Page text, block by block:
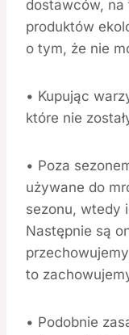
dostawców, na
produktów
o tym, że nie
• Kupując
które nie
• Poza
używane do
sezonu, wtedy
Następnie są
to
• Podobnie